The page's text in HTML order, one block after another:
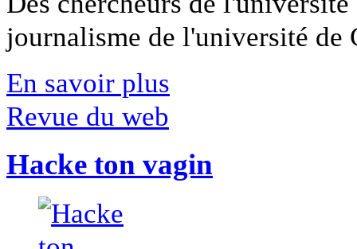
journalisme de l'université
En savoir plus
Revue du web
Hacke ton vagin